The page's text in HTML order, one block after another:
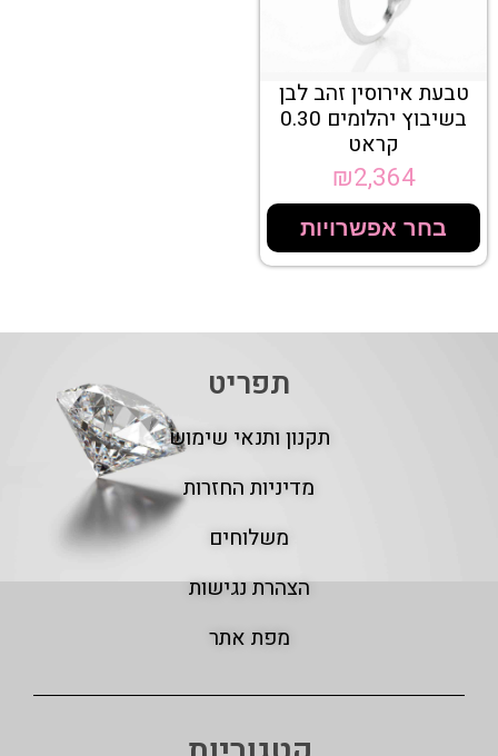
טבעת אירוסין זהב לבן
בשיבוץ יהלומים 0.30
קראט
₪2,364
בחר אפשרויות
תפריט
תקנון ותנאי שימוש
מדיניות החזרות
משלוחים
הצהרת נגישות
מפת אתר